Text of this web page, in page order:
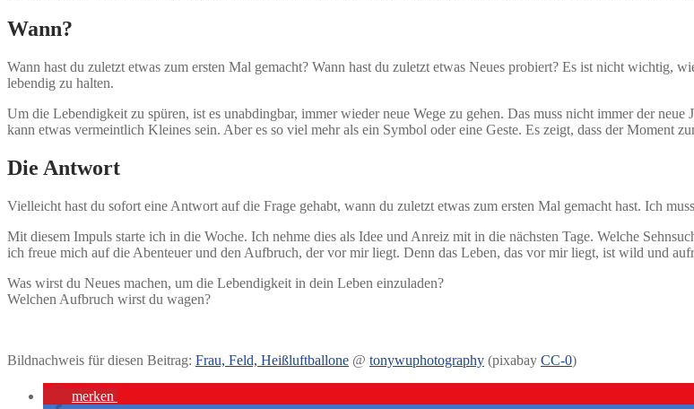
Wann?
Wann hast du zuletzt etwas zum ersten Mal gemacht? Wann hast du zuletzt etwas Neues probiert? Es ist nicht wichtig,
lebendig zu halten.
Um die Lebendigkeit zu spüren, ist es unabdingbar, immer wieder neue Wege zu gehen. Das muss nicht immer der
kann etwas vermeintlich Kleines sein. Aber es so viel mehr als ein Symbol oder eine Geste. Es zeigt, dass der Moment
Die Antwort
Vielleicht hast du sofort eine Antwort auf die Frage gehabt, wann du zuletzt etwas zum ersten Mal gemacht hast. Ich
Mit diesem Impuls starte ich in die Woche. Ich nehme dies als Idee und Anreiz mit in die nächsten Tage. Welche
ich freue mich auf die Abenteuer und den Aufbruch, der vor mir liegt. Denn das Leben, das vor mir liegt, ist wild und
Was wirst du Neues machen, um die Lebendigkeit in dein Leben einzuladen?
Welchen Aufbruch wirst du wagen?
Bildnachweis für diesen Beitrag: Frau, Feld, Heißluftballone @ tonywuphotography (pixabay CC-0)
merken